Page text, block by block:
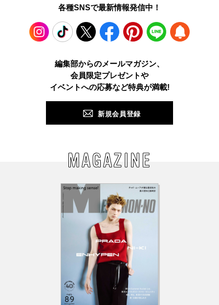
各種SNSで最新情報発信中！
TikTok Facebook Pinterest LINE
編集部からのメールマガジン、
会員限定プレゼントや
イベントへの応募など特典が満載!
新規会員登録
MAGAZINE